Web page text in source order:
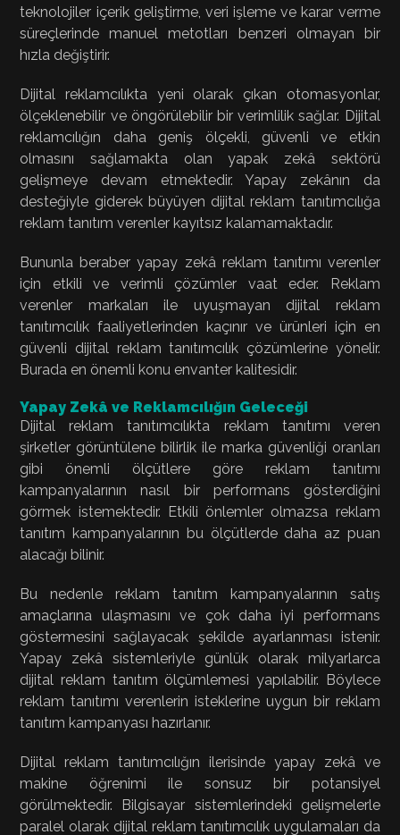
teknolojiler içerik geliştirme, veri işleme ve karar verme
süreçlerinde manuel metotları benzeri olmayan bir
hızla değiştirir.
Dijital reklamcılıkta yeni olarak çıkan otomasyonlar,
ölçeklenebilir ve öngörülebilir bir verimlilik sağlar. Dijital
reklamcılığın daha geniş ölçekli, güvenli ve etkin
olmasını sağlamakta olan yapak zekâ sektörü
gelişmeye devam etmektedir. Yapay zekânın da
desteğiyle giderek büyüyen dijital reklam tanıtımcılığa
reklam tanıtım verenler kayıtsız kalamamaktadır.
Bununla beraber yapay zekâ reklam tanıtımı verenler
için etkili ve verimli çözümler vaat eder. Reklam
verenler markaları ile uyuşmayan dijital reklam
tanıtımcılık faaliyetlerinden kaçınır ve ürünleri için en
güvenli dijital reklam tanıtımcılık çözümlerine yönelir.
Burada en önemli konu envanter kalitesidir.
Yapay Zekâ ve Reklamcılığın Geleceği
Dijital reklam tanıtımcılıkta reklam tanıtımı veren
şirketler görüntülene bilirlik ile marka güvenliği oranları
gibi önemli ölçütlere göre reklam tanıtımı
kampanyalarının nasıl bir performans gösterdiğini
görmek istemektedir. Etkili önlemler olmazsa reklam
tanıtım kampanyalarının bu ölçütlerde daha az puan
alacağı bilinir.
Bu nedenle reklam tanıtım kampanyalarının satış
amaçlarına ulaşmasını ve çok daha iyi performans
göstermesini sağlayacak şekilde ayarlanması istenir.
Yapay zekâ sistemleriyle günlük olarak milyarlarca
dijital reklam tanıtım ölçümlemesi yapılabilir. Böylece
reklam tanıtımı verenlerin isteklerine uygun bir reklam
tanıtım kampanyası hazırlanır.
Dijital reklam tanıtımcılığın ilerisinde yapay zekâ ve
makine öğrenimi ile sonsuz bir potansiyel
görülmektedir. Bilgisayar sistemlerindeki gelişmelerle
paralel olarak dijital reklam tanıtımcılık uygulamaları da